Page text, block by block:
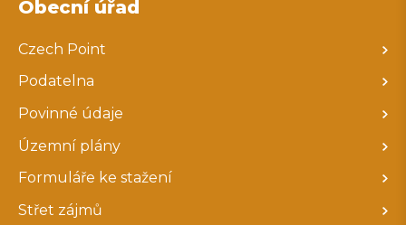
Obecní úřad
Czech Point
Podatelna
Povinné údaje
Územní plány
Formuláře ke stažení
Střet zájmů